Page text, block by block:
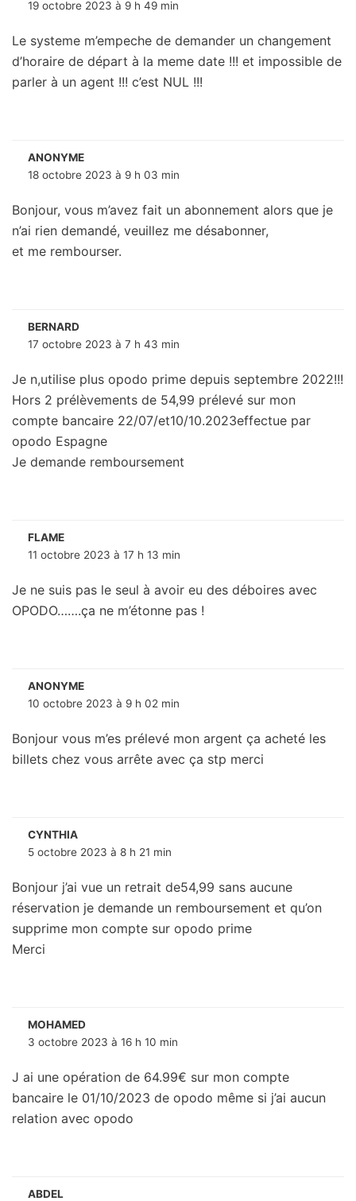
19 octobre 2023 à 9 h 49 min
Le systeme m’empeche de demander un changement
d’horaire de départ à la meme date !!! et impossible de
parler à un agent !!! c’est NUL !!!
ANONYME
18 octobre 2023 à 9 h 03 min
Bonjour, vous m’avez fait un abonnement alors que je
n’ai rien demandé, veuillez me désabonner,
et me rembourser.
BERNARD
17 octobre 2023 à 7 h 43 min
Je n,utilise plus opodo prime depuis septembre 2022!!!
Hors 2 prélèvements de 54,99 prélevé sur mon
compte bancaire 22/07/et10/10.2023effectue par
opodo Espagne
Je demande remboursement
FLAME
11 octobre 2023 à 17 h 13 min
Je ne suis pas le seul à avoir eu des déboires avec
OPODO…….ça ne m’étonne pas !
ANONYME
10 octobre 2023 à 9 h 02 min
Bonjour vous m’es prélevé mon argent ça acheté les
billets chez vous arrête avec ça stp merci
CYNTHIA
5 octobre 2023 à 8 h 21 min
Bonjour j’ai vue un retrait de54,99 sans aucune
réservation je demande un remboursement et qu’on
supprime mon compte sur opodo prime
Merci
MOHAMED
3 octobre 2023 à 16 h 10 min
J ai une opération de 64.99€ sur mon compte
bancaire le 01/10/2023 de opodo même si j’ai aucun
relation avec opodo
ABDEL